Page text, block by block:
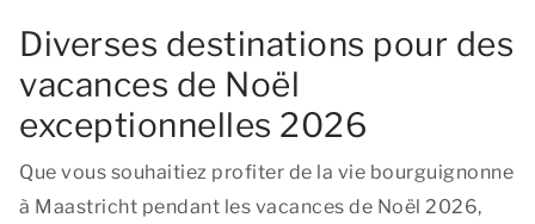
Diverses destinations pour des
vacances de Noël
exceptionnelles 2026
Que vous souhaitiez profiter de la vie bourguignonne
à Maastricht pendant les vacances de Noël 2026,